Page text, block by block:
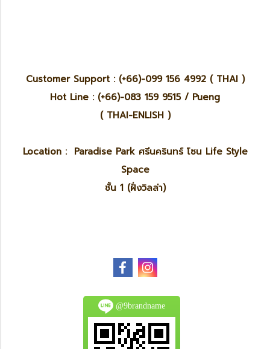
Customer Support : (+66)-099 156 4992 ( THAI )
Hot Line : (+66)-083 159 9515 / Pueng
( THAI-ENLISH )
Location : Paradise Park ศรีนครินทร์ โซน Life Style
Space
ชั้น 1 (ฝั่งวิลล่า)
@9brandname